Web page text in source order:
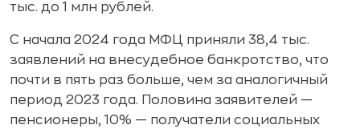
тыс. до 1 млн рублей.
С начала 2024 года МФЦ приняли 38,4 тыс.
заявлений на внесудебное банкротство, что
почти в пять раз больше, чем за аналогичный
период 2023 года. Половина заявителей —
пенсионеры, 10% — получатели социальных